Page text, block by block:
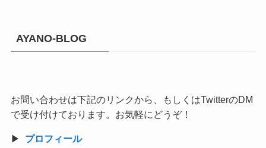
AYANO-BLOG
お問い合わせは下記のリンクから、もしくはTwitterのDM
で受け付けております。お気軽にどうぞ！
▶︎ プロフィール